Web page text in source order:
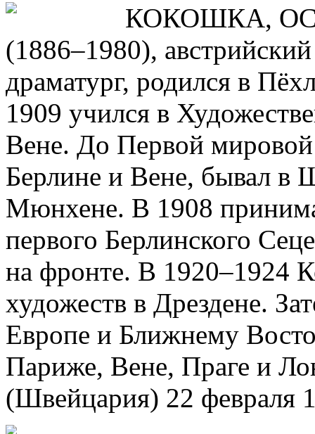
КОКОШКА,
(1886–1980),
драматург, родился в
1909 учился в
Вене. До Первой
Берлине и Вене, бывал в
Мюнхене. В 1908
первого Берлинского
на фронте. В 1920–1924
художеств в Дрездене.
Европе и Ближнему
Париже, Вене, Праге и
(Швейцария) 22 февраля